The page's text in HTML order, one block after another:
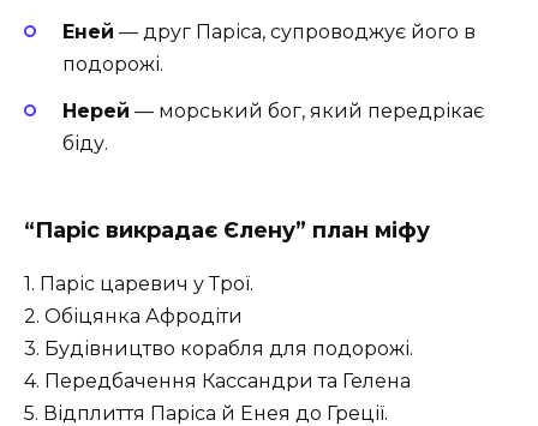
Еней — друг Паріса, супроводжує його в
подорожі.
Нерей — морський бог, який передрікає
біду.
“Паріс викрадає Єлену” план міфу
1. Паріс царевич у Трої.
2. Обіцянка Афродіти
3. Будівництво корабля для подорожі.
4. Передбачення Кассандри та Гелена
5. Відплиття Паріса й Енея до Греції.